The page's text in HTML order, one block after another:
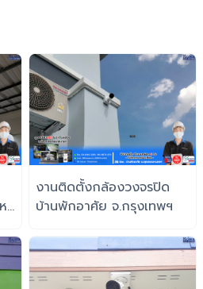
า
งานติดตั้งกล้องวงจรปิด
บ้านพักอาศัย จ.กรุงเทพฯ